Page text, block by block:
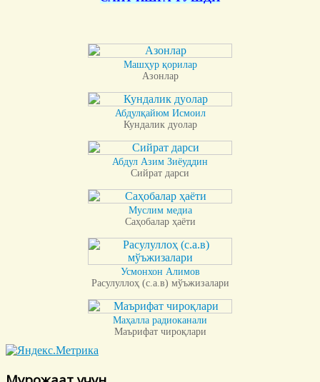
Машҳур қорилар
Азонлар
Абдулқайюм Исмоил
Кундалик дуолар
Абдул Азим Зиёуддин
Сийрат дарси
Муслим медиа
Саҳобалар ҳаёти
Усмонхон Алимов
Расулуллоҳ (с.а.в) мўъжизалари
Маҳалла радиоканали
Маърифат чироқлари